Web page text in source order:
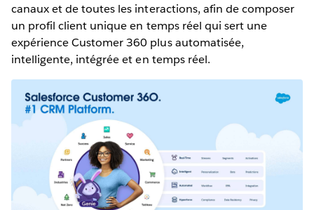
canaux et de toutes les interactions, afin de composer
un profil client unique en temps réel qui sert une
expérience Customer 360 plus automatisée,
intelligente, intégrée et en temps réel.